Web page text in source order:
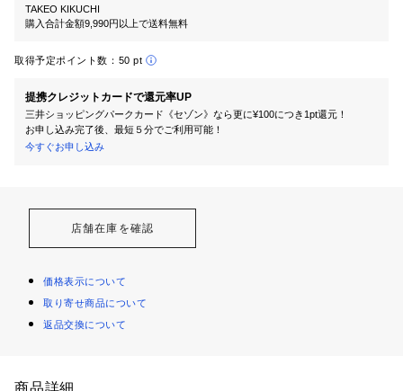
TAKEO KIKUCHI
購入合計金額9,990円以上で送料無料
取得予定ポイント数： 50 pt
提携クレジットカードで還元率UP
三井ショッピングパークカード《セゾン》なら更に¥100につき1pt還元！
お申し込み完了後、最短５分でご利用可能！
今すぐお申し込み
店舗在庫を確認
価格表示について
取り寄せ商品について
返品交換について
商品詳細